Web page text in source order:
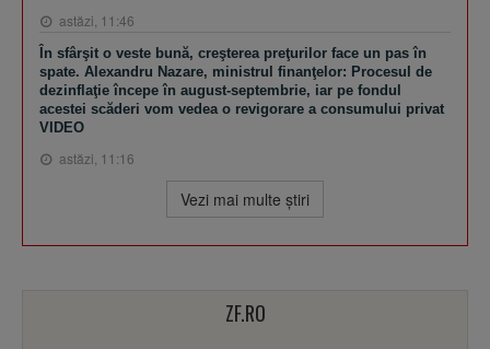
astăzi, 11:46
În sfârşit o veste bună, creşterea preţurilor face un pas în
spate. Alexandru Nazare, ministrul finanţelor: Procesul de
dezinflaţie începe în august-septembrie, iar pe fondul
acestei scăderi vom vedea o revigorare a consumului privat
VIDEO
astăzi, 11:16
Vezi mai multe ştiri
ZF.RO